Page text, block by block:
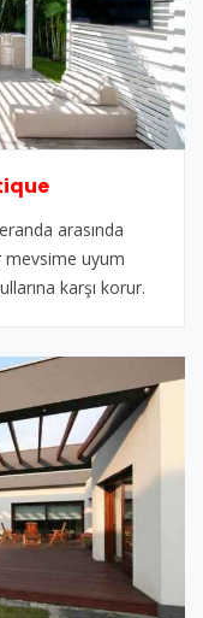
arasında
uyum
karşı korur.